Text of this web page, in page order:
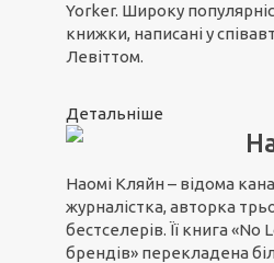
Yorker. Широку
книжки, написані у
Левіттом.
Детальніше
Наомі Кляйн – відома
журналістка, авторка
бестселерів. Її книга
брендів» перекладена